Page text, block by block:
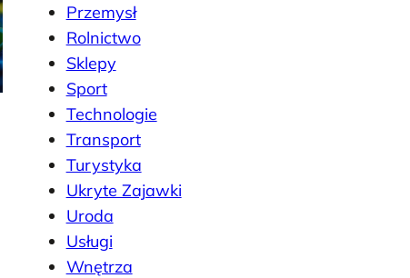
Przemysł
Rolnictwo
Sklepy
Sport
Technologie
Transport
Turystyka
Ukryte Zajawki
Uroda
Usługi
Wnętrza